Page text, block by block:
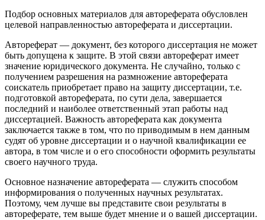
Подбор основных материалов для автореферата обусловлен
целевой направленностью автореферата и диссертации.
Автореферат — документ, без которого диссертация не может
быть допущена к защите. В этой связи автореферат имеет
значе­ние юридического документа. Не случайно, только с
получением разрешения на размножение автореферата
соискатель при­обретает право на защиту диссертации, т.е.
подготовкой авторе­ферата, по сути дела, завершается
последний и наиболее ответ­ственный этап работы над
диссертацией. Важность автореферата как документа
заключается также в том, что по приводимым в нем данным
судят об уровне диссертации и о научной квалифи­кации ее
автора, в том числе и о его способности оформить ре­зультаты
своего научного труда.
Основное назначение автореферата — служить способом
информирования о полученных научных результатах.
Поэтому, чем лучше вы представите свои результаты в
автореферате, тем выше будет мнение и о вашей диссертации.